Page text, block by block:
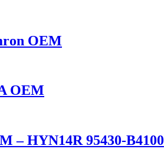
OEM
OEM
– HYN14R 95430-B4100